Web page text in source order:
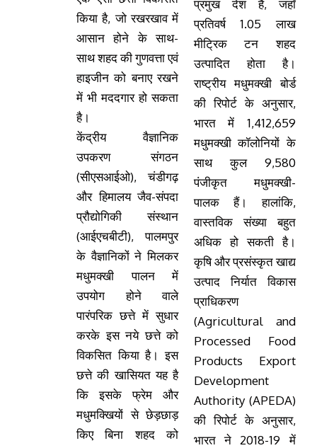
किया है, जो रखरखाव में
आसान होने के साथ-
साथ शहद की गुणवत्ता एवं
हाइजीन को बनाए रखने
में भी मददगार हो सकता
है।
केंद्रीय वैज्ञानिक
उपकरण संगठन
(सीएसआईओ), चंडीगढ़
और हिमालय जैव-संपदा
प्रौद्योगिकी संस्थान
(आईएचबीटी), पालमपुर
के वैज्ञानिकों ने मिलकर
मधुमक्खी पालन में
उपयोग होने वाले
पारंपरिक छत्ते में सुधार
करके इस नये छत्ते को
विकसित किया है। इस
छत्ते की खासियत यह है
कि इसके फ्रेम और
मधुमक्खियों से छेड़छाड़
किए बिना शहद को
प्रमुख देश है, जहाँ
प्रतिवर्ष 1.05 लाख
मीट्रिक टन शहद
उत्पादित होता है।
राष्ट्रीय मधुमक्खी बोर्ड
की रिपोर्ट के अनुसार,
भारत में 1,412,659
मधुमक्खी कॉलोनियों के
साथ कुल 9,580
पंजीकृत मधुमक्खी-
पालक हैं। हालांकि,
वास्तविक संख्या बहुत
अधिक हो सकती है।
कृषि और प्रसंस्कृत खाद्य
उत्पाद निर्यात विकास
प्राधिकरण
(Agricultural and
Processed Food
Products Export
Development
Authority (APEDA)
की रिपोर्ट के अनुसार,
भारत ने 2018-19 में